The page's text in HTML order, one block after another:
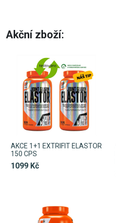
Akční zboží:
AKCE 1+1 EXTRIFIT ELASTOR
150 CPS
1099 Kč